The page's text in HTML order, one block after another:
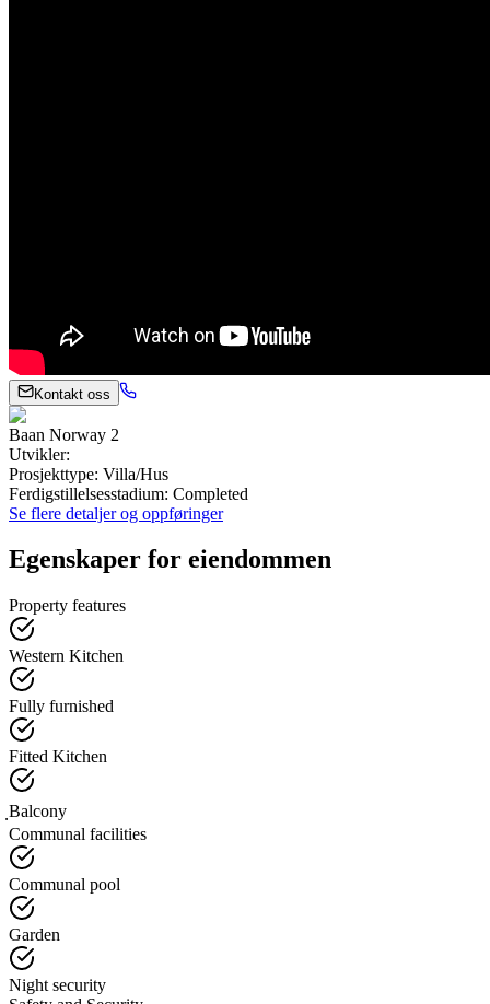
Kontakt oss
Baan Norway 2
Utvikler:
Prosjekttype: Villa/Hus
Ferdigstillelsesstadium: Completed
Se flere detaljer og oppføringer
Egenskaper for eiendommen
Property features
Western Kitchen
Fully furnished
Fitted Kitchen
ฺBalcony
Communal facilities
Communal pool
Garden
Night security